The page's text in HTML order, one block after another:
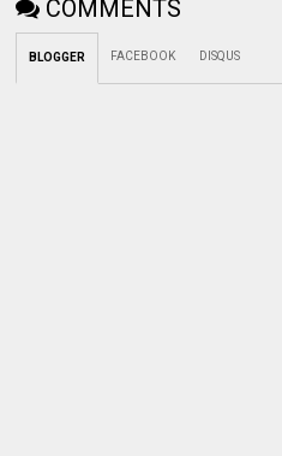
COMMENTS
BLOGGER FACEBOOK DISQUS